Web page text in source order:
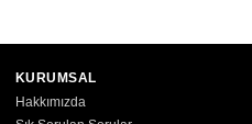
KURUMSAL
Hakkımızda